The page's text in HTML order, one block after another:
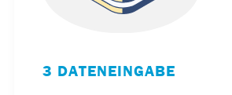
3 DATENEINGABE